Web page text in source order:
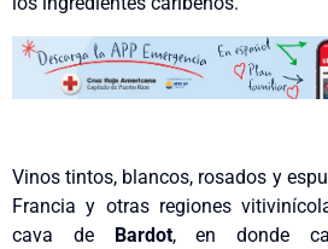
Vinos tintos, blancos, rosados y
Francia y otras regiones
cava de
Bardot, en donde